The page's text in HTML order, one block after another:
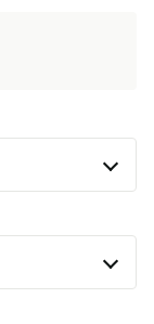
+41,00 €